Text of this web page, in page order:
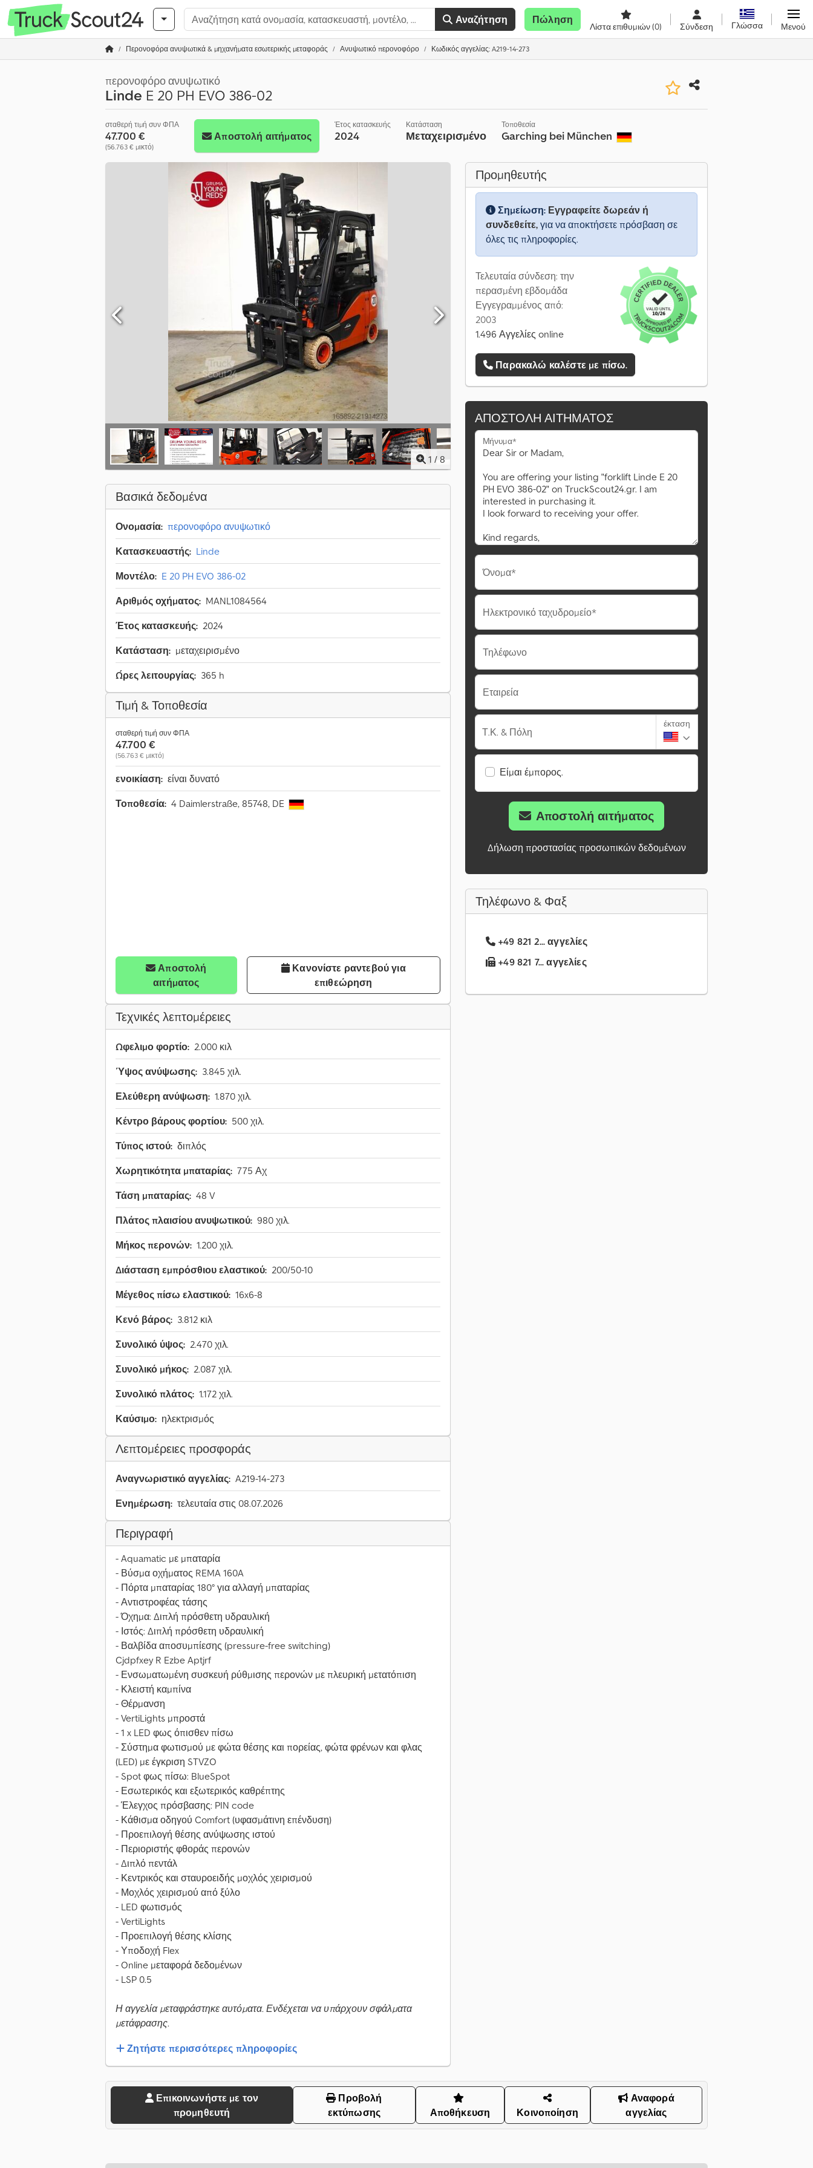
Αναζήτηση Πώληση
Λίστα επιθυμιών(0) Σύνδεση Γλώσσα Μενού
Περονοφόρα ανυψωτικά & μηχανήματα εσωτερικής μεταφοράς Ανυψωτικό περονοφόρο Κωδικός αγγελίας: A219-14-273
περονοφόρο ανυψωτικό
Linde E 20 PH EVO 386-02
σταθερή τιμή συν ΦΠΑ
47.700 €
(56.763 € μικτό)
Αποστολή αιτήματος
Έτος κατασκευής
2024
Κατάσταση
Μεταχειρισμένο
Τοποθεσία
Garching bei München
1 / 8
Βασικά δεδομένα
Ονομασία: περονοφόρο ανυψωτικό
Κατασκευαστής: Linde
Μοντέλο: E 20 PH EVO 386-02
Αριθμός οχήματος: MANL1084564
Έτος κατασκευής: 2024
Κατάσταση: μεταχειρισμένο
Ώρες λειτουργίας: 365 h
Τιμή & Τοποθεσία
σταθερή τιμή συν ΦΠΑ
47.700 €
(56.763 € μικτό)
ενοικίαση: είναι δυνατό
Τοποθεσία: 4 Daimlerstraße, 85748, DE
Αποστολή
αιτήματος
επιθεώρηση
Τεχνικές λεπτομέρειες
Ωφελιμο φορτίο: 2.000 κιλ
Ύψος ανύψωσης: 3.845 χιλ.
Ελεύθερη ανύψωση: 1.870 χιλ.
Κέντρο βάρους φορτίου: 500 χιλ.
Τύπος ιστού: διπλός
Χωρητικότητα μπαταρίας: 775 Αχ
Τάση μπαταρίας: 48 V
Πλάτος πλαισίου ανυψωτικού: 980 χιλ.
Μήκος περονών: 1.200 χιλ.
Διάσταση εμπρόσθιου ελαστικού: 200/50-10
Μέγεθος πίσω ελαστικού: 16x6-8
Κενό βάρος: 3.812 κιλ
Συνολικό ύψος: 2.470 χιλ.
Συνολικό μήκος: 2.087 χιλ.
Συνολικό πλάτος: 1.172 χιλ.
Καύσιμο: ηλεκτρισμός
Λεπτομέρειες προσφοράς
Αναγνωριστικό αγγελίας: A219-14-273
Ενημέρωση: τελευταία στις 08.07.2026
Περιγραφή
- Aquamatic με μπαταρία
- Βύσμα οχήματος REMA 160A
- Πόρτα μπαταρίας 180° για αλλαγή μπαταρίας
- Αντιστροφέας τάσης
- Όχημα: Διπλή πρόσθετη υδραυλική
- Ιστός: Διπλή πρόσθετη υδραυλική
- Βαλβίδα αποσυμπίεσης (pressure-free switching)
Cjdpfxey R Ezbe Aptjrf
- Ενσωματωμένη συσκευή ρύθμισης περονών με πλευρική μετατόπιση
- Κλειστή καμπίνα
- Θέρμανση
- VertiLights μπροστά
- 1 x LED φως όπισθεν πίσω
- Σύστημα φωτισμού με φώτα θέσης και πορείας, φώτα φρένων και φλας
(LED) με έγκριση STVZO
- Spot φως πίσω: BlueSpot
- Εσωτερικός και εξωτερικός καθρέπτης
- Έλεγχος πρόσβασης: PIN code
- Κάθισμα οδηγού Comfort (υφασμάτινη επένδυση)
- Προεπιλογή θέσης ανύψωσης ιστού
- Περιοριστής φθοράς περονών
- Διπλό πεντάλ
- Κεντρικός και σταυροειδής μοχλός χειρισμού
- Μοχλός χειρισμού από ξύλο
- LED φωτισμός
- VertiLights
- Προεπιλογή θέσης κλίσης
- Υποδοχή Flex
- Online μεταφορά δεδομένων
- LSP 0.5
Η αγγελία μεταφράστηκε αυτόματα. Ενδέχεται να υπάρχουν σφάλματα
μετάφρασης.
Ζητήστε περισσότερες πληροφορίες
Προμηθευτής
Σημείωση: Εγγραφείτε δωρεάν ή
συνδεθείτε, για να αποκτήσετε πρόσβαση σε
όλες τις πληροφορίες.
Τελευταία σύνδεση: την
περασμένη εβδομάδα
Εγγεγραμμένος από:
2003
1.496 Αγγελίες online
Παρακαλώ καλέστε με πίσω.
ΑΠΟΣΤΟΛΉ ΑΙΤΉΜΑΤΟΣ
Μήνυμα*
Όνομα*
Ηλεκτρονικό ταχυδρομείο*
Τηλέφωνο
Εταιρεία
Τ.Κ. & Πόλη
έκταση
Είμαι έμπορος.
Αποστολή αιτήματος
Δήλωση προστασίας προσωπικών δεδομένων
Τηλέφωνο & Φαξ
+49 821 2... αγγελίες
+49 821 7... αγγελίες
Επικοινωνήστε με τον
προμηθευτή
Προβολή
εκτύπωσης
Αποθήκευση Κοινοποίηση
Αναφορά
αγγελίας